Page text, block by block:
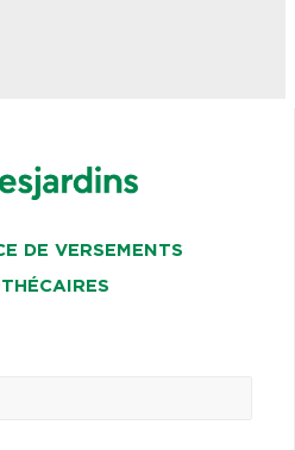
DE VERSEMENTS